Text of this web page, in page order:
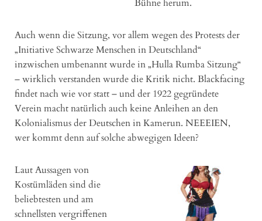
Bühne herum.
Auch wenn die Sitzung, vor allem wegen des Protests der
„Initiative Schwarze Menschen in Deutschland“
inzwischen umbenannt wurde in „Hulla Rumba Sitzung“
– wirklich verstanden wurde die Kritik nicht. Blackfacing
findet nach wie vor statt – und der 1922 gegründete
Verein macht natürlich auch keine Anleihen an den
Kolonialismus der Deutschen in Kamerun. NEEEIEN,
wer kommt denn auf solche abwegigen Ideen?
Laut Aussagen von
Kostümläden sind die
beliebtesten und am
schnellsten vergriffenen